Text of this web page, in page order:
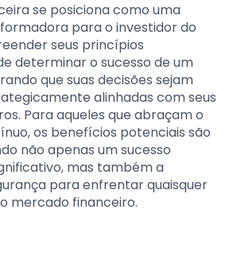
se posiciona como uma
para o investidor do
seus princípios
determinar o sucesso de um
que suas decisões sejam
alinhadas com seus
Para aqueles que abraçam o
os benefícios potenciais são
não apenas um sucesso
mas também a
para enfrentar quaisquer
mercado financeiro.